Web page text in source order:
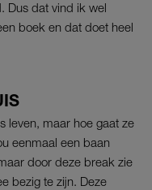
Dus dat vind ik wel
boek en dat doet heel
leven, maar hoe gaat ze
eenmaal een baan
door deze break zie
bezig te zijn. Deze